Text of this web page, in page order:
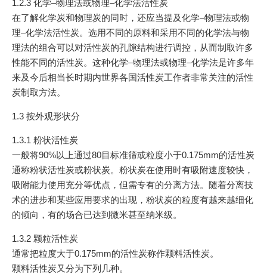
1.2.3 化学–物理法或物理–化学法活性炭
在了解化学炭和物理炭的同时，还应当提及化学–物理法或物
理–化学法活性炭。选用不同的原料和采用不同的化学法与物
理法的组合可以对活性炭的孔隙结构进行调控，从而制取许多
性能不同的活性炭。这种化学–物理法或物理–化学法是许多年
来及今后相当长时期内世界各国活性炭工作者非常关注的活性
炭制取方法。
1.3 按外观形状分
1.3.1 粉状活性炭
一般将90%以上通过80目标准筛或粒度小于0.175mm的活性炭
通称粉状活性炭或粉状炭。粉状炭在使用时有吸附速度较快，
吸附能力使用充分等优点，但需专有的分离方法。随着分离技
术的进步和某些应用要求的出现，粉状炭的粒度有越来越细化
的倾向，有的场合已达到微米甚至纳米级。
1.3.2 颗粒活性炭
通常把粒度大于0.175mm的活性炭称作颗料活性炭。
颗料活性炭又分为下列几种。